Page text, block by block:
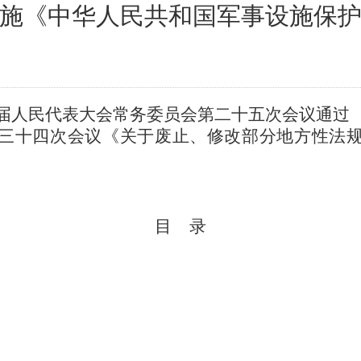
《中华人民共和国军事设施保
人民代表大会常务委员会第二十五次会议通
十四次会议《关于废止、修改部分地方性法
目 录